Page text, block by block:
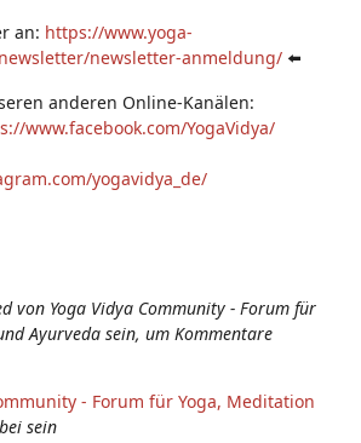
an: https://www.yoga-
newsletter-anmeldung/ ⬅️
anderen Online-Kanälen:
www.facebook.com/YogaVidya/
yogavidya_de/
von Yoga Vidya Community - Forum für
Ayurveda sein, um Kommentare
- Forum für Yoga, Meditation
sein